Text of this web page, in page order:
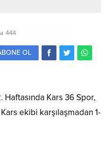
444
OL
Kars 36 Spor,
ekibi karşılaşmadan 1-